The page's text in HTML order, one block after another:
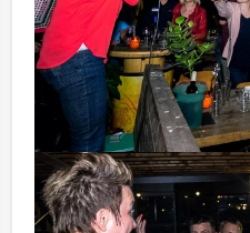
Handige tip:
Niet telkens uw knip